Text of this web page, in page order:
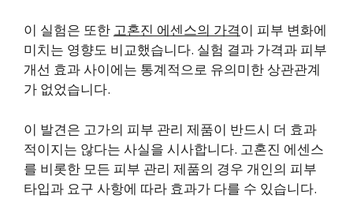
이 실험은 또한 고혼진 에센스의 가격이 피부 변화에
미치는 영향도 비교했습니다. 실험 결과 가격과 피부
개선 효과 사이에는 통계적으로 유의미한 상관관계
가 없었습니다.
이 발견은 고가의 피부 관리 제품이 반드시 더 효과
적이지는 않다는 사실을 시사합니다. 고혼진 에센스
를 비롯한 모든 피부 관리 제품의 경우 개인의 피부
타입과 요구 사항에 따라 효과가 다를 수 있습니다.